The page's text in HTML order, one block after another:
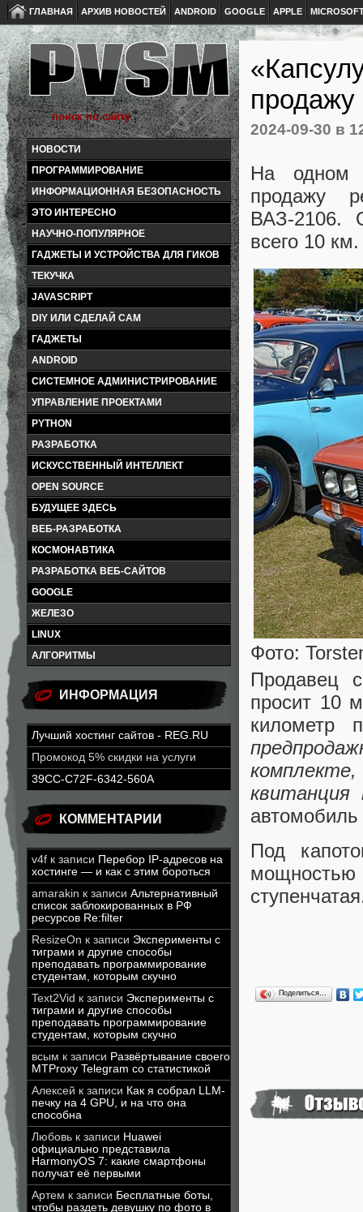
ГЛАВНАЯ АРХИВ НОВОСТЕЙ ANDROID GOOGLE APPLE
НОВОСТИ
ПРОГРАММИРОВАНИЕ
ИНФОРМАЦИОННАЯ БЕЗОПАСНОСТЬ
ЭТО ИНТЕРЕСНО
НАУЧНО-ПОПУЛЯРНОЕ
ГАДЖЕТЫ И УСТРОЙСТВА ДЛЯ ГИКОВ
ТЕКУЧКА
JAVASCRIPT
DIY ИЛИ СДЕЛАЙ САМ
ГАДЖЕТЫ
ANDROID
СИСТЕМНОЕ АДМИНИСТРИРОВАНИЕ
УПРАВЛЕНИЕ ПРОЕКТАМИ
PYTHON
РАЗРАБОТКА
ИСКУССТВЕННЫЙ ИНТЕЛЛЕКТ
OPEN SOURCE
БУДУЩЕЕ ЗДЕСЬ
ВЕБ-РАЗРАБОТКА
КОСМОНАВТИКА
РАЗРАБОТКА ВЕБ-САЙТОВ
GOOGLE
ЖЕЛЕЗО
LINUX
АЛГОРИТМЫ
ИНФОРМАЦИЯ
Лучший хостинг сайтов - REG.RU
Промокод 5% скидки на услуги
39CC-C72F-6342-560A
КОММЕНТАРИИ
v4f к записи Перебор IP-адресов на
хостинге — и как с этим бороться
amarakin к записи Альтернативный
список заблокированных в РФ
ресурсов Re:filter
ResizeOn к записи Эксперименты с
тиграми и другие способы
преподавать программирование
студентам, которым скучно
Text2Vid к записи Эксперименты с
тиграми и другие способы
преподавать программирование
студентам, которым скучно
всым к записи Развёртывание своего
MTProxy Telegram со статистикой
Алексей к записи Как я собрал LLM-
печку на 4 GPU, и на что она
способна
Любовь к записи Huawei
официально представила
HarmonyOS 7: какие смартфоны
получат её первыми
Артем к записи Бесплатные боты,
чтобы раздеть девушку по фото в
продажу
2024-09-30 в
На одном
продажу
ВАЗ-2106.
всего 10
Фото:
Продавец
просит 10
километр
квитанция
Под
Поделиться…